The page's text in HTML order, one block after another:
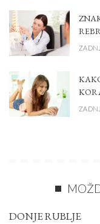
DONJE RUBLJE